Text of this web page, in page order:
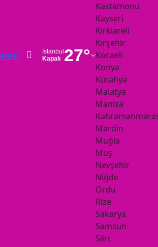
İstanbul
Kapalı 27°
Kastamonu
Kayseri
Kırklareli
Kırşehir
Kocaeli
Konya
Kütahya
Malatya
Manisa
Mardin
Muğla
Muş
Nevşehir
Niğde
Ordu
Rize
Sakarya
Samsun
Siirt